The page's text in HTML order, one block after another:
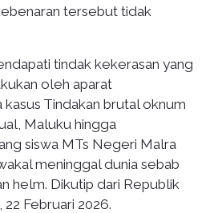
tersebut tidak
tindak kekerasan yang
oleh aparat
kasus Tindakan brutal oknum
Maluku hingga
siswa MTs Negeri Malra
meninggal dunia sebab
helm. Dikutip dari Republik
Februari 2026.